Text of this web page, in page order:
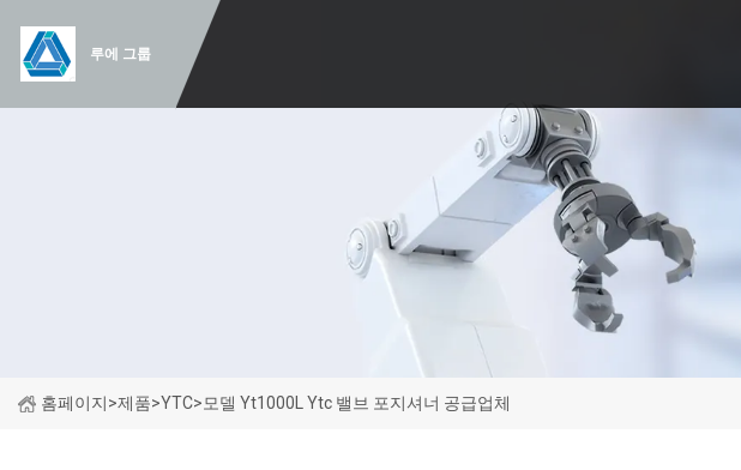
루에 그룹
홈페이지>제품>YTC>모델 Yt1000L Ytc 밸브 포지셔너 공급업체